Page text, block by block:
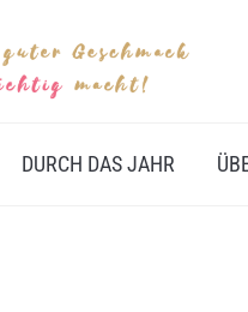
DURCH DAS JAHR